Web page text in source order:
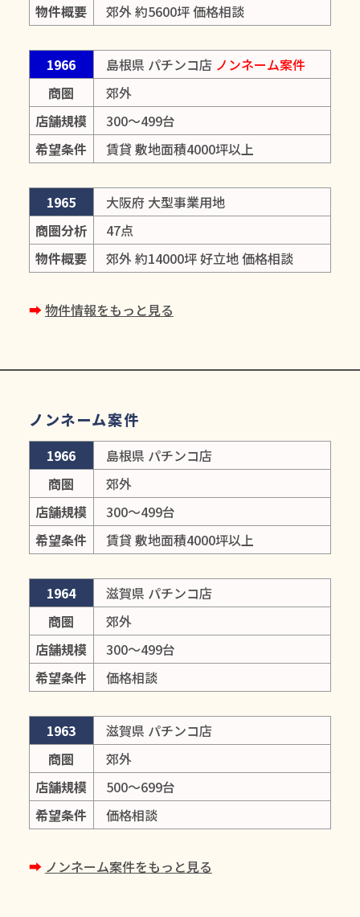
物件概要
郊外 約5600坪 価格相談
1966 島根県 パチンコ店 ノンネーム案件
商圏
郊外
店舗規模
300～499台
希望条件
賃貸 敷地面積4000坪以上
1965
大阪府 大型事業用地
商圏分析
47点
物件概要
郊外 約14000坪 好立地 価格相談
➡︎物件情報をもっと見る
ノンネーム案件
1966
島根県 パチンコ店
商圏
郊外
店舗規模
300～499台
希望条件
賃貸 敷地面積4000坪以上
1964
滋賀県 パチンコ店
商圏
郊外
店舗規模
300～499台
希望条件
価格相談
1963
滋賀県 パチンコ店
商圏
郊外
店舗規模
500～699台
希望条件
価格相談
➡︎ ノンネーム案件をもっと見る